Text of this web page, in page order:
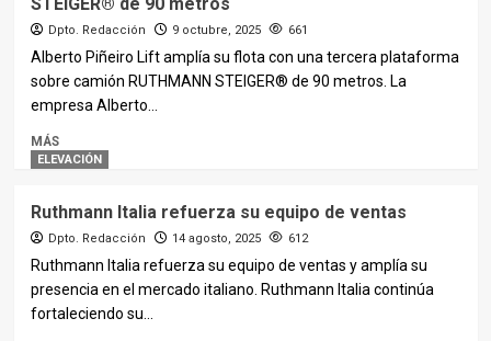
STEIGER® de 90 metros
Dpto. Redacción 9 octubre, 2025 661
Alberto Piñeiro Lift amplía su flota con una tercera plataforma
sobre camión RUTHMANN STEIGER® de 90 metros. La
empresa Alberto...
MÁS
ELEVACIÓN
Ruthmann Italia refuerza su equipo de ventas
Dpto. Redacción 14 agosto, 2025 612
Ruthmann Italia refuerza su equipo de ventas y amplía su
presencia en el mercado italiano. Ruthmann Italia continúa
fortaleciendo su...